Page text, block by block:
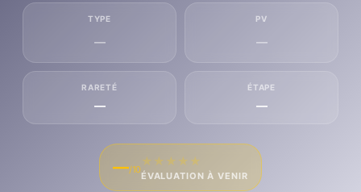
TYPE
—
PV
—
RARETÉ
—
ÉTAPE
—
—/10
★ ★ ★ ★ ★
ÉVALUATION À VENIR